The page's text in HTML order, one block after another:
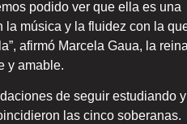
podido ver que ella es una
la música y la fluidez con la
afirmó Marcela Gaua, la reina
y amable.
de seguir estudiando
las cinco soberanas.